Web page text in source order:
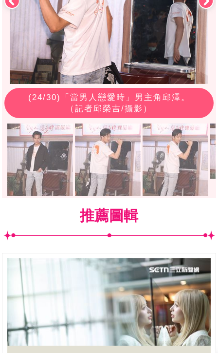
(24/30)「當男人戀愛時」男主角邱澤。
（記者邱榮吉/攝影）
推薦圖輯